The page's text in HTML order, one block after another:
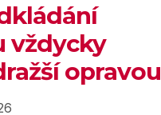
vždycky
opravou